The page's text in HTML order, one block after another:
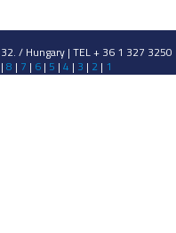
/ Hungary | TEL + 36 1 327
| 8 | 7 | 6 | 5 | 4 | 3 | 2 | 1